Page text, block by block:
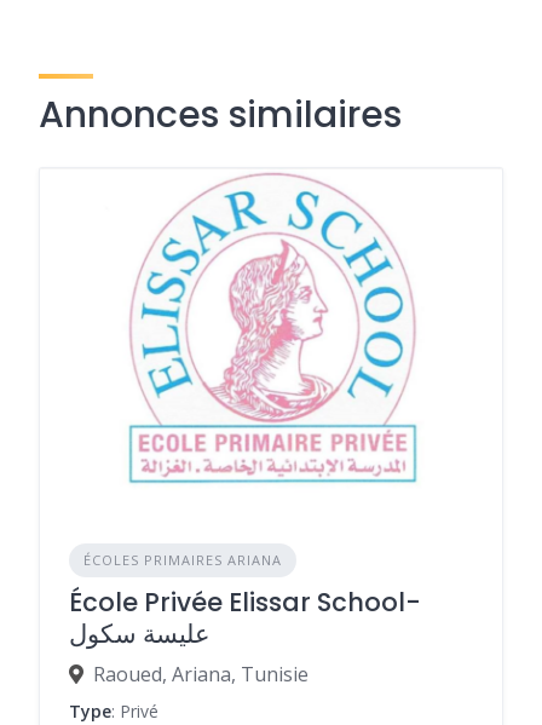
Annonces similaires
ÉCOLES PRIMAIRES ARIANA
École Privée Elissar School-
عليسة سكول
Raoued, Ariana, Tunisie
Type: Privé